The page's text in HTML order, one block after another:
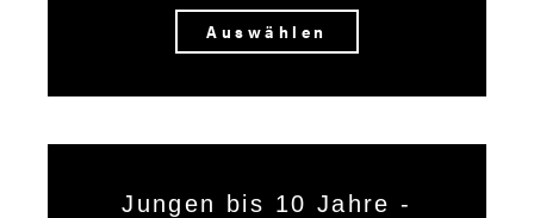
Auswählen
Jungen bis 10 Jahre -